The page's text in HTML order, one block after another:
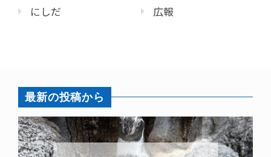
にしだ
広報
最新の投稿から